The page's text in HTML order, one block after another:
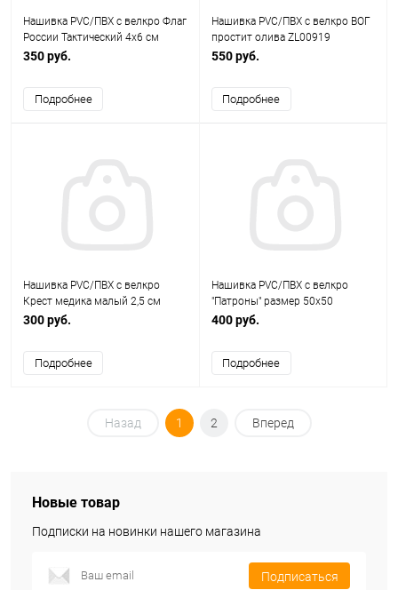
Нашивка PVC/ПВХ с велкро Флаг
России Тактический 4х6 см
Олива ZL00634
350 руб.
Подробнее
Нашивка PVC/ПВХ с велкро ВОГ
простит олива ZL00919
ZL11140880
550 руб.
Подробнее
Нашивка PVC/ПВХ с велкро
Крест медика малый 2,5 см
черный на оливе ZL00549
300 руб.
Подробнее
Нашивка PVC/ПВХ с велкро
"Патроны" размер 50х50
красный на черном 1-000137
400 руб.
Подробнее
Назад 1 2 Вперед
Новые товар
Подписки на новинки нашего магазина
Подписаться